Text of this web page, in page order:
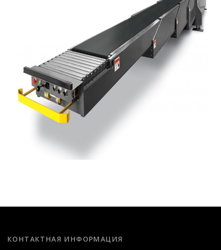
КОНТАКТНАЯ ИНФОРМАЦИЯ